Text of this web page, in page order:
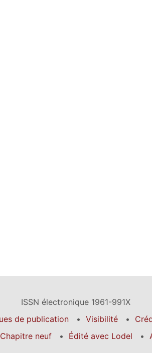
ISSN électronique 1961-991X
de publication Visibilité
neuf
Édité avec Lodel